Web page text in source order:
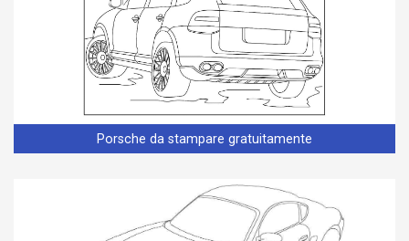
Porsche da stampare gratuitamente